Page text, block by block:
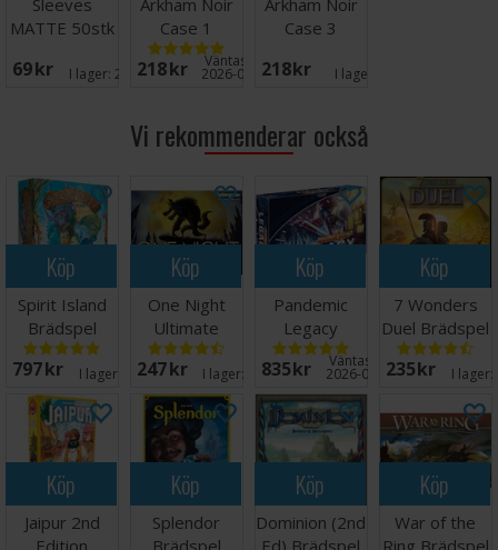
Tips och råd: Vi rekommenderar kortskydd för att öka
livslängden på korten i detta spel. Lämpliga kortskydd
hittar du
(69 kort).
MATTE 50stk
69 SEK I lager: 20+
Case 1
Brädspel
218 SEK Väntas in:
2026-09-30
Case 3
218 SEK I lager:
Vi rekommenderar också
Köp
Spirit Island
Brädspel
797 SEK I lager: 20+
Köp
One Night
Ultimate
Werewolf
Brädspel
247 SEK I lager: 20+
Köp
Pandemic
Legacy
Season 1 Blue
Brädspel
835 SEK Väntas in:
2026-08-26
Köp
7 Wonders
Duel Brädspel
- Svensk
235 SEK I lager:
Köp
Jaipur 2nd
Edition
Köp
Splendor
Brädspel
Köp
Dominion (2nd
Ed) Brädspel
Köp
War of the
Ring Brädspel